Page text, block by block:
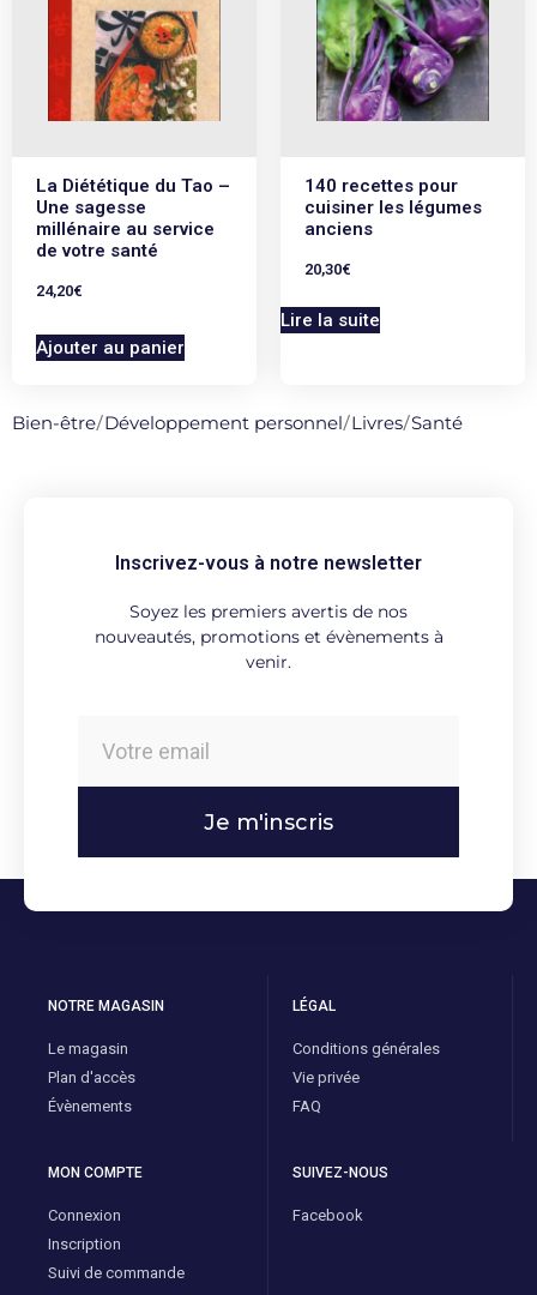
La Diététique du Tao –
Une sagesse
millénaire au service
de votre santé
24,20€
Ajouter au panier
140 recettes pour
cuisiner les légumes
anciens
20,30€
Lire la suite
Bien-être/Développement personnel/Livres/Santé
Inscrivez-vous à notre newsletter
Soyez les premiers avertis de nos
nouveautés, promotions et évènements à
venir.
Je m'inscris
NOTRE MAGASIN
Le magasin
Plan d'accès
Évènements
LÉGAL
Conditions générales
Vie privée
FAQ
MON COMPTE
Connexion
Inscription
Suivi de commande
SUIVEZ-NOUS
Facebook